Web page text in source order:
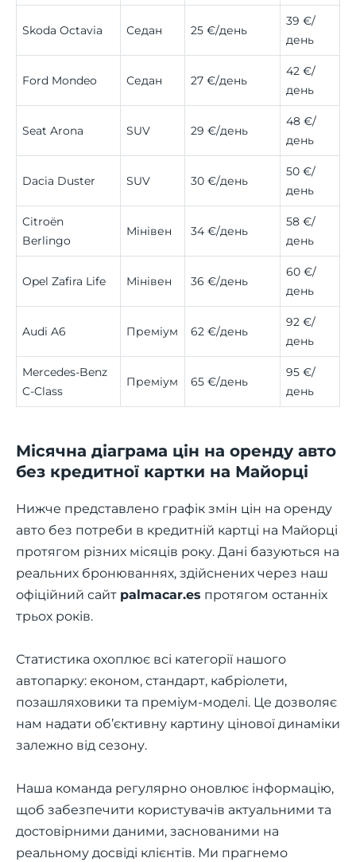
Skoda Octavia Седан 25 €/день
39 €/
день
Ford Mondeo Седан 27 €/день
42 €/
день
Seat Arona SUV 29 €/день
48 €/
день
Dacia Duster SUV 30 €/день
50 €/
день
Citroën
Berlingo
Мінівен 34 €/день
58 €/
день
Opel Zafira Life Мінівен 36 €/день
60 €/
день
Audi A6 Преміум 62 €/день
92 €/
день
Mercedes-Benz
C-Class
Преміум 65 €/день
95 €/
день
Місячна діаграма цін на оренду авто
без кредитної картки на Майорці
Нижче представлено графік змін цін на оренду
авто без потреби в кредитній картці на Майорці
протягом різних місяців року. Дані базуються на
реальних бронюваннях, здійснених через наш
офіційний сайт palmacar.es протягом останніх
трьох років.
Статистика охоплює всі категорії нашого
автопарку: економ, стандарт, кабріолети,
позашляховики та преміум-моделі. Це дозволяє
нам надати об’єктивну картину цінової динаміки
залежно від сезону.
Наша команда регулярно оновлює інформацію,
щоб забезпечити користувачів актуальними та
достовірними даними, заснованими на
реальному досвіді клієнтів. Ми прагнемо